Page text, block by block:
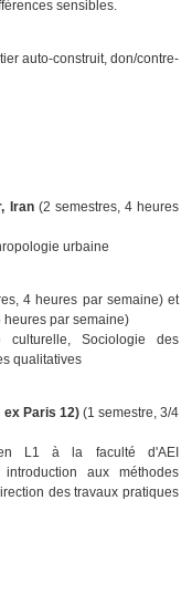
sensibles.
auto-construit, don/contre-
Iran(2 semestres, 4 heures
urbaine
4 heures par semaine) et
heures par semaine)
culturelle, Sociologie des
qualitatives
ex Paris 12) (1 semestre, 3/4
L1 à la faculté d'AEI
aux méthodes
des travaux pratiques